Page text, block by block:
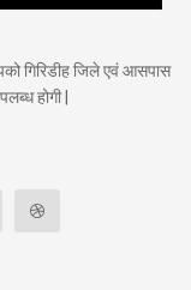
गिरिडीह जिले एवं आसपास
होगी |